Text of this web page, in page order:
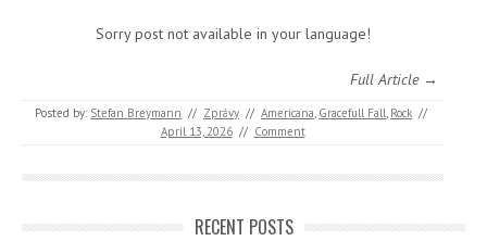
Sorry post not available in your language!
Full Article →
Posted by: Stefan Breymann // Zprávy // Americana, Gracefull Fall, Rock //
April 13, 2026 // Comment
RECENT POSTS